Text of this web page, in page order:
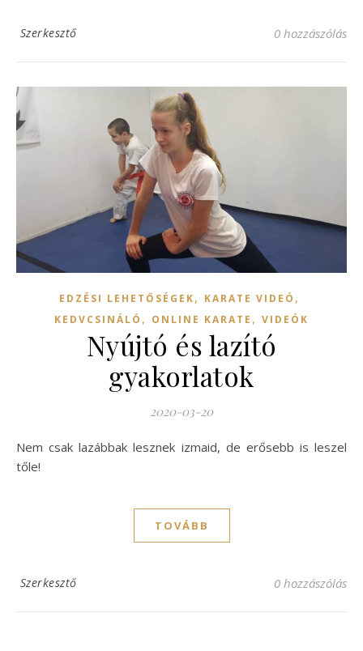
Szerkesztő 0 hozzászólás
EDZÉSI LEHETŐSÉGEK, KARATE VIDEÓ ,
KEDVCSINÁLÓ , ONLINE KARATE , VIDEÓK
Nyújtó és lazító
gyakorlatok
2020-03-20
Nem csak lazábbak lesznek izmaid, de erősebb is leszel
tőle!
TOVÁBB
Szerkesztő 0 hozzászólás